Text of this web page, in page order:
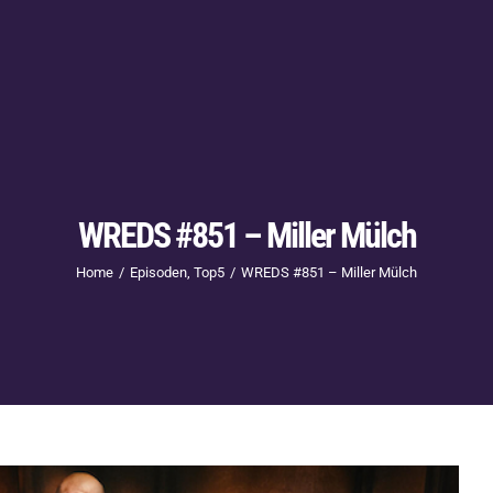
WREDS #851 – Miller Mülch
Home Episoden Top5 WREDS #851 – Miller Mülch